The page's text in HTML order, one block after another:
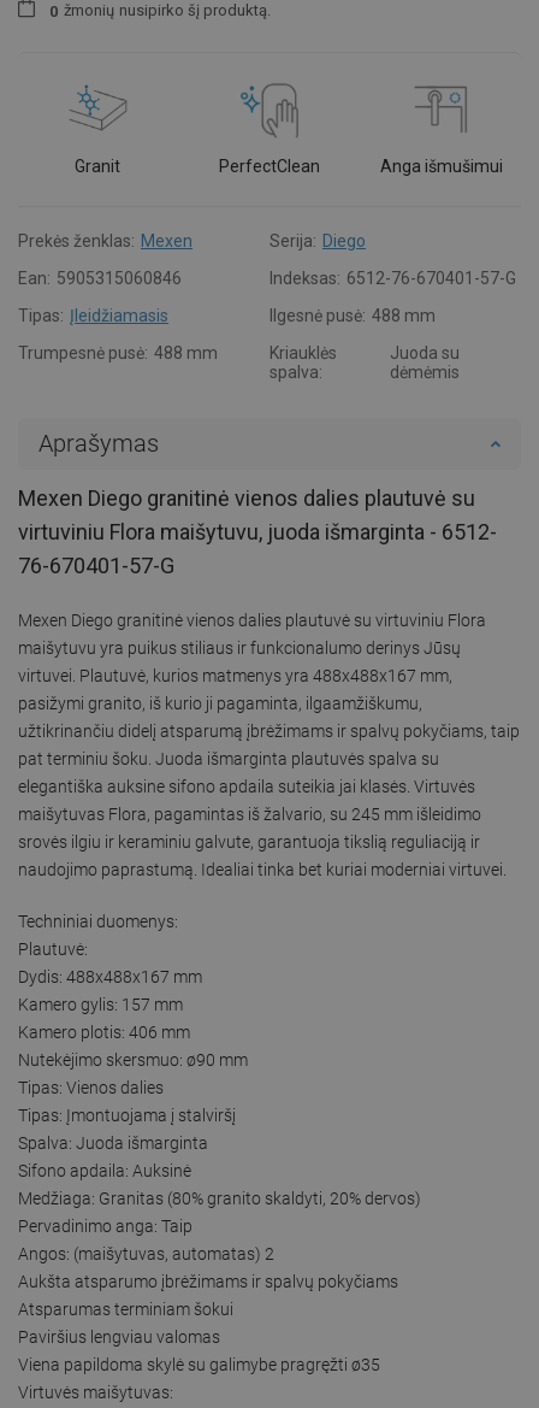
0 žmonių nusipirko šį produktą.
Granit PerfectClean Anga išmušimui
Prekės ženklas: Mexen Serija: Diego
Ean: 5905315060846 Indeksas: 6512-76-670401-57-G
Tipas: Įleidžiamasis Ilgesnė pusė: 488 mm
Trumpesnė pusė: 488 mm
Kriauklės
spalva:
Juoda su
dėmėmis
Aprašymas
Mexen Diego granitinė vienos dalies plautuvė su
virtuviniu Flora maišytuvu, juoda išmarginta - 6512-
76-670401-57-G
Mexen Diego granitinė vienos dalies plautuvė su virtuviniu Flora
maišytuvu yra puikus stiliaus ir funkcionalumo derinys Jūsų
virtuvei. Plautuvė, kurios matmenys yra 488x488x167 mm,
pasižymi granito, iš kurio ji pagaminta, ilgaamžiškumu,
užtikrinančiu didelį atsparumą įbrėžimams ir spalvų pokyčiams, taip
pat terminiu šoku. Juoda išmarginta plautuvės spalva su
elegantiška auksine sifono apdaila suteikia jai klasės. Virtuvės
maišytuvas Flora, pagamintas iš žalvario, su 245 mm išleidimo
srovės ilgiu ir keraminiu galvute, garantuoja tikslią reguliaciją ir
naudojimo paprastumą. Idealiai tinka bet kuriai moderniai virtuvei.
Techniniai duomenys:
Plautuvė:
Dydis: 488x488x167 mm
Kamero gylis: 157 mm
Kamero plotis: 406 mm
Nutekėjimo skersmuo: ø90 mm
Tipas: Vienos dalies
Tipas: Įmontuojama į stalviršį
Spalva: Juoda išmarginta
Sifono apdaila: Auksinė
Medžiaga: Granitas (80% granito skaldyti, 20% dervos)
Pervadinimo anga: Taip
Angos: (maišytuvas, automatas) 2
Aukšta atsparumo įbrėžimams ir spalvų pokyčiams
Atsparumas terminiam šokui
Paviršius lengviau valomas
Viena papildoma skylė su galimybe pragręžti ø35
Virtuvės maišytuvas: